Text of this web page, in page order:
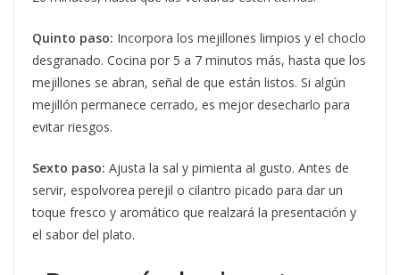
Quinto paso: Incorpora los mejillones limpios y el choclo
desgranado. Cocina por 5 a 7 minutos más, hasta que los
mejillones se abran, señal de que están listos. Si algún
mejillón permanece cerrado, es mejor desecharlo para
evitar riesgos.
Sexto paso: Ajusta la sal y pimienta al gusto. Antes de
servir, espolvorea perejil o cilantro picado para dar un
toque fresco y aromático que realzará la presentación y
el sabor del plato.